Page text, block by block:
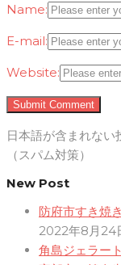
Name:
E-mail:
Website:
日本語が含まれない
（スパム対策）
New Post
防府市すき焼
2022年8月24
角島ジェラー